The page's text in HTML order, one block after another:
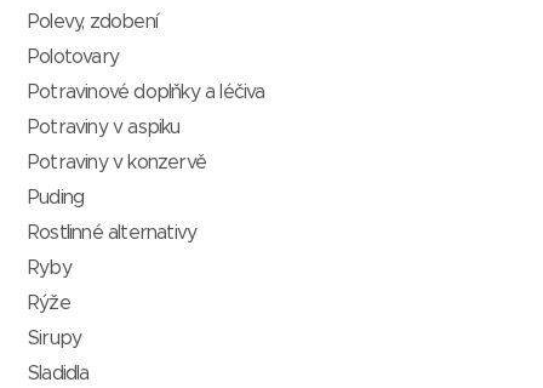
Polevy, zdobení
Polotovary
Potravinové doplňky a léčiva
Potraviny v aspiku
Potraviny v konzervě
Puding
Rostlinné alternativy
Ryby
Rýže
Sirupy
Sladidla